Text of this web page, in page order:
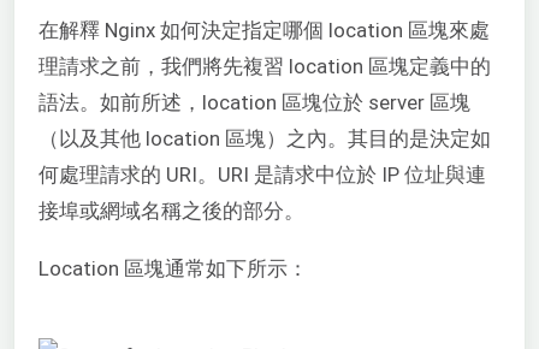
在解釋 Nginx 如何決定指定哪個 location 區塊來處
理請求之前，我們將先複習 location 區塊定義中的
語法。如前所述，location 區塊位於 server 區塊
（以及其他 location 區塊）之內。其目的是決定如
何處理請求的 URI。URI 是請求中位於 IP 位址與連
接埠或網域名稱之後的部分。
Location 區塊通常如下所示：